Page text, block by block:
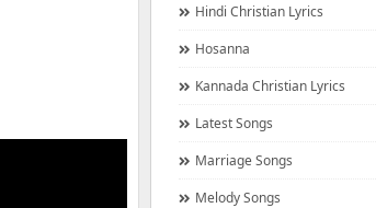
Hindi Christian Lyrics
Hosanna
Kannada Christian Lyrics
Latest Songs
Marriage Songs
Melody Songs